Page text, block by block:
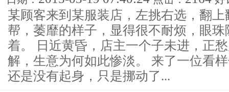
某顾客来到某服装店，左挑右选，翻
帮，萎靡的样子，显得很不耐烦，眼
着。 日近黄昏，店主一个子未进，正
解，生意为何如此惨淡。 来了一位看
还是没有起身，只是挪动了...